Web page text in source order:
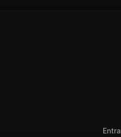
Entra